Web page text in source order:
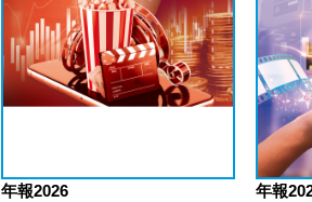
年報2026
年報